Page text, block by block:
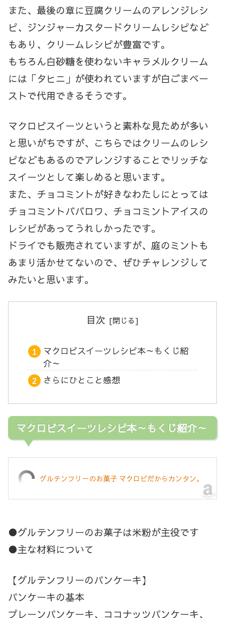
また、最後の章に豆腐クリームのアレンジレシ
ピ、ジンジャーカスタードクリームレシピなど
もあり、クリームレシピが豊富です。
もちろん白砂糖を使わないキャラメルクリーム
には「タヒニ」が使われていますが白ごまペー
ストで代用できるそうです。
マクロビスイーツというと素朴な見ためが多い
と思いがちですが、こちらではクリームのレシ
ピなどもあるのでアレンジすることでリッチな
スイーツとして楽しめると思います。
また、チョコミントが好きなわたしにとっては
チョコミントババロワ、チョコミントアイスの
レシピがあってうれしかったです。
ドライでも販売されていますが、庭のミントも
あまり活かせてないので、ぜひチャレンジして
みたいと思います。
目次
マクロビスイーツレシピ本～もくじ紹
介～
さらにひとこと感想
マクロビスイーツレシピ本～もくじ紹介～
グルテンフリーのお菓子 マクロビだからカンタン。
●グルテンフリーのお菓子は米粉が主役です
●主な材料について
【グルテンフリーのパンケーキ】
パンケーキの基本
プレーンパンケーキ、ココナッツパンケーキ、